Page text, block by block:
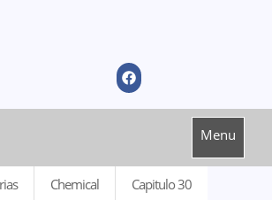
Menu
Chemical Capitulo 30